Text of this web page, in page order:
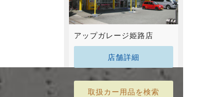
アップガレージ姫路店
店舗詳細
取扱カー用品を検索